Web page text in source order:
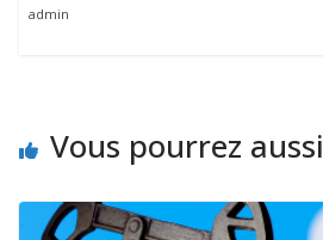
admin
Vous pourrez